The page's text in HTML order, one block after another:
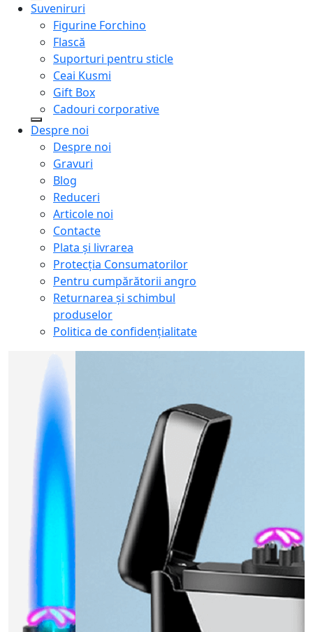
Suveniruri
Figurine Forchino
Flască
Suporturi pentru sticle
Ceai Kusmi
Gift Box
Cadouri corporative
Despre noi
Despre noi
Gravuri
Blog
Reduceri
Articole noi
Contacte
Plata și livrarea
Protecţia Consumatorilor
Pentru cumpărătorii angro
Returnarea și schimbul
produselor
Politica de confidențialitate